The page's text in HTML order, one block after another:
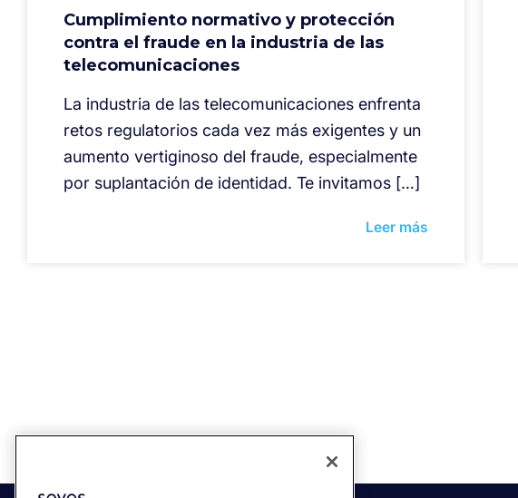
Cumplimiento normativo y protección
contra el fraude en la industria de las
telecomunicaciones
La industria de las telecomunicaciones enfrenta
retos regulatorios cada vez más exigentes y un
aumento vertiginoso del fraude, especialmente
por suplantación de identidad. Te invitamos […]
Leer más